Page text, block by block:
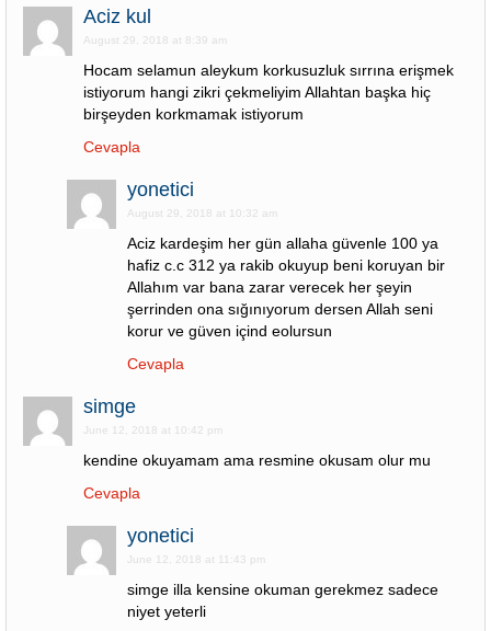
Aciz kul
August 29, 2018 at 8:39 am
Hocam selamun aleykum korkusuzluk sırrına erişmek
istiyorum hangi zikri çekmeliyim Allahtan başka hiç
birşeyden korkmamak istiyorum
Cevapla
yonetici
August 29, 2018 at 10:32 am
Aciz kardeşim her gün allaha güvenle 100 ya
hafiz c.c 312 ya rakib okuyup beni koruyan bir
Allahım var bana zarar verecek her şeyin
şerrinden ona sığınıyorum dersen Allah seni
korur ve güven içind eolursun
Cevapla
simge
June 12, 2018 at 10:42 pm
kendine okuyamam ama resmine okusam olur mu
Cevapla
yonetici
June 12, 2018 at 11:43 pm
simge illa kensine okuman gerekmez sadece
niyet yeterli